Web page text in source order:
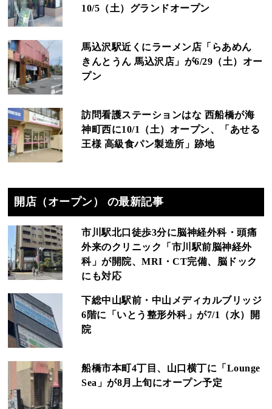
10/5（土）グランドオープン
馬込沢駅近くにラーメン店「らあめん
きんとうん 馬込沢店」が6/29（土）オー
プン
訪問看護ステーションはな 西船橋が海
神町西に10/1（土）オープン、「あせる
王様 高級食パン製造所」跡地
開店（オープン） の最新記事
市川駅北口徒歩3分に脳神経外科・頭痛
外来のクリニック「市川駅前脳神経外
科」が開院、MRI・CT完備、脳ドック
にも対応
下総中山駅前・中山メディカルブリッジ
6階に「いとう整形外科」が7/1（水）開
院
船橋市本町4丁目、山口横丁に「Lounge
Sea」が8月上旬にオープン予定